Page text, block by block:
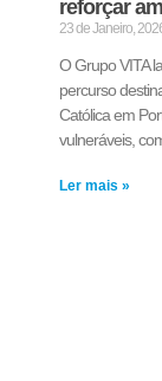
reforçar
23 de Janeiro,
O Grupo VITA
percurso
Católica em
vulneráveis,
Ler mais »